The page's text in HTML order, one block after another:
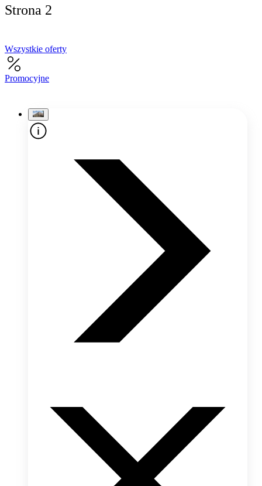
Strona 2
Wszystkie oferty
Promocyjne